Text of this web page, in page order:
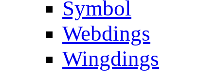
Symbol
Webdings
Wingdings